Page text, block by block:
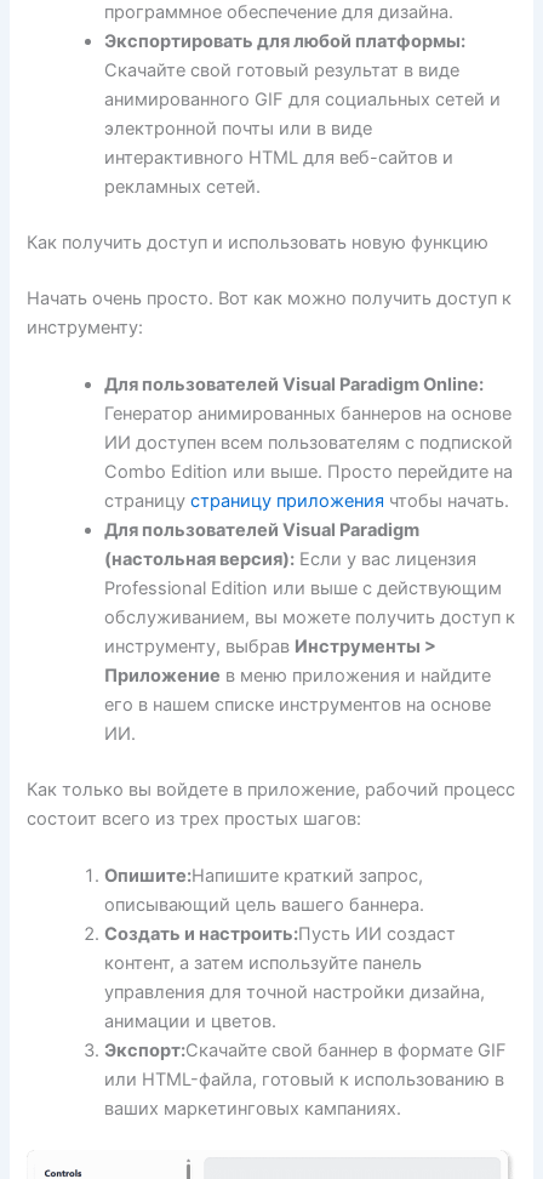
программное обеспечение для дизайна.
Экспортировать для любой платформы:
Скачайте свой готовый результат в виде
анимированного GIF для социальных сетей и
электронной почты или в виде
интерактивного HTML для веб-сайтов и
рекламных сетей.
Как получить доступ и использовать новую функцию
Начать очень просто. Вот как можно получить доступ к
инструменту:
Для пользователей Visual Paradigm Online:
Генератор анимированных баннеров на основе
ИИ доступен всем пользователям с подпиской
Combo Edition или выше. Просто перейдите на
страницустраницу приложения чтобы начать.
Для пользователей Visual Paradigm
(настольная версия): Если у вас лицензия
Professional Edition или выше с действующим
обслуживанием, вы можете получить доступ к
инструменту, выбрав Инструменты >
Приложение в меню приложения и найдите
его в нашем списке инструментов на основе
ИИ.
Как только вы войдете в приложение, рабочий процесс
состоит всего из трех простых шагов:
Опишите:Напишите краткий запрос,
описывающий цель вашего баннера.
Создать и настроить:Пусть ИИ создаст
контент, а затем используйте панель
управления для точной настройки дизайна,
анимации и цветов.
Экспорт:Скачайте свой баннер в формате GIF
или HTML-файла, готовый к использованию в
ваших маркетинговых кампаниях.